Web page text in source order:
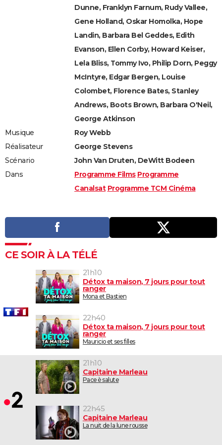
Dunne, Franklyn Farnum, Rudy Vallee,
Gene Holland, Oskar Homolka, Hope
Landin, Barbara Bel Geddes, Edith
Evanson, Ellen Corby, Howard Keiser,
Lela Bliss, Tommy Ivo, Philip Dorn, Peggy
McIntyre, Edgar Bergen, Louise
Colombet, Florence Bates, Stanley
Andrews, Boots Brown, Barbara O'Neil,
George Atkinson
Musique
Roy Webb
Réalisateur
George Stevens
Scénario
John Van Druten, DeWitt Bodeen
Dans
Programme Films Programme
Canalsat Programme TCM Cinéma
CE SOIR À LA TÉLÉ
21h10
Détox ta maison, 7 jours pour tout
ranger
Mona et Bastien
22h40
Détox ta maison, 7 jours pour tout
ranger
Mauricio et ses filles
21h10
Capitaine Marleau
Pace è salute
22h45
Capitaine Marleau
La nuit de la lune rousse